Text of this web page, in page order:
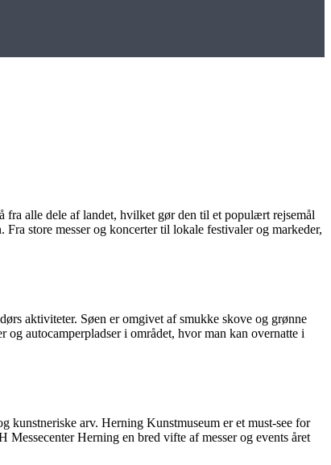
alle dele af landet, hvilket gør den til et populært rejsemål
store messer og koncerter til lokale festivaler og markeder,
aktiviteter. Søen er omgivet af smukke skove og grønne
autocamperpladser i området, hvor man kan overnatte i
kunstneriske arv. Herning Kunstmuseum er et must-see for
Herning en bred vifte af messer og events året